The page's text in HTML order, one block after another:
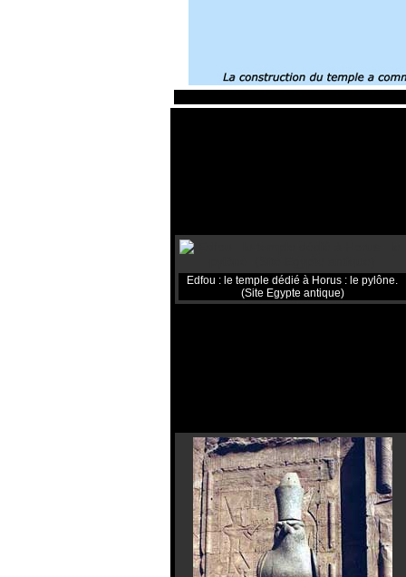
Edfou : le temple dédié à Horus : le pylône.
(Site Egypte antique)